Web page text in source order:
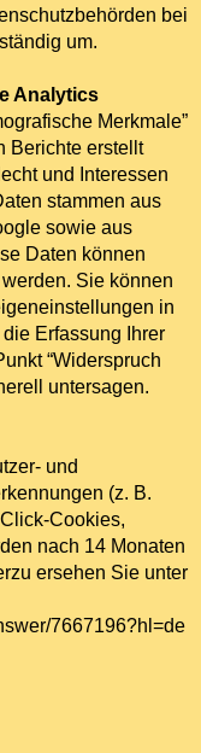
bei
um.
Analytics
Merkmale”
Berichte erstellt
und Interessen
stammen aus
sowie aus
Daten können
Sie können
in
Erfassung Ihrer
“Widerspruch
untersagen.
und
(z. B.
Cookies,
nach 14 Monaten
ersehen Sie unter
7667196?hl=de